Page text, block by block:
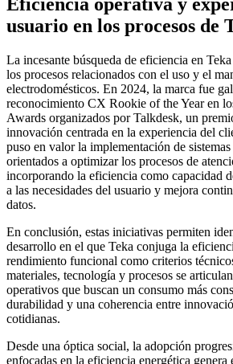
Eficiencia operativa y
usuario en los procesos de
La incesante búsqueda de eficiencia en
los procesos relacionados con el uso y el
electrodomésticos. En 2024, la marca fue
reconocimiento CX Rookie of the Year en
Awards organizados por Talkdesk, un
innovación centrada en la experiencia del
puso en valor la implementación de
orientados a optimizar los procesos de
incorporando la eficiencia como capacidad
a las necesidades del usuario y mejora
datos.
En conclusión, estas iniciativas permiten
desarrollo en el que Teka conjuga la
rendimiento funcional como criterios
materiales, tecnología y procesos se
operativos que buscan un consumo más
durabilidad y una coherencia entre
cotidianas.
Desde una óptica social, la adopción
enfocadas en la eficiencia energética genera